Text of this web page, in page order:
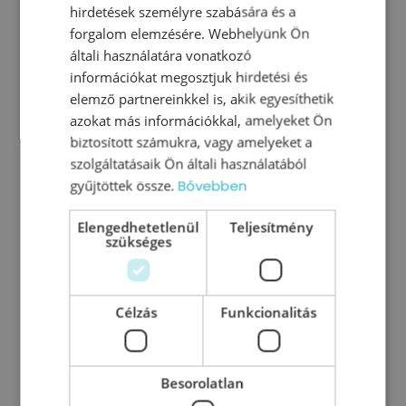
Vezetői könyvcsomag
hirdetések személyre szabására és a
forgalom elemzésére. Webhelyünk Ön
általi használatára vonatkozó
információkat megosztjuk hirdetési és
elemző partnereinkkel is, akik egyesíthetik
azokat más információkkal, amelyeket Ön
biztosított számukra, vagy amelyeket a
szolgáltatásaik Ön általi használatából
gyűjtöttek össze.Bővebben
Elengedhetetlenül
szükséges
Teljesítmény
Célzás Funkcionalitás
Besorolatlan